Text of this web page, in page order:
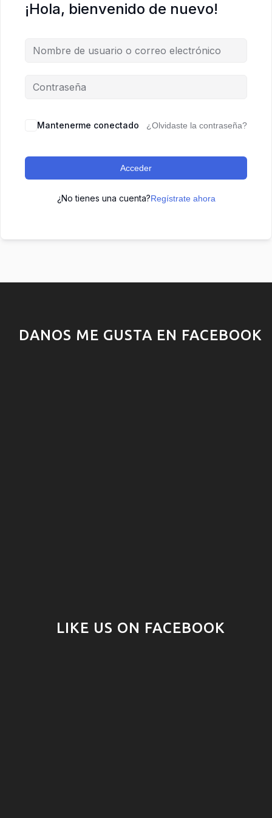
¡Hola, bienvenido de nuevo!
Mantenerme conectado ¿Olvidaste la contraseña?
Acceder
¿No tienes una cuenta?Regístrate ahora
DANOS ME GUSTA EN FACEBOOK
LIKE US ON FACEBOOK